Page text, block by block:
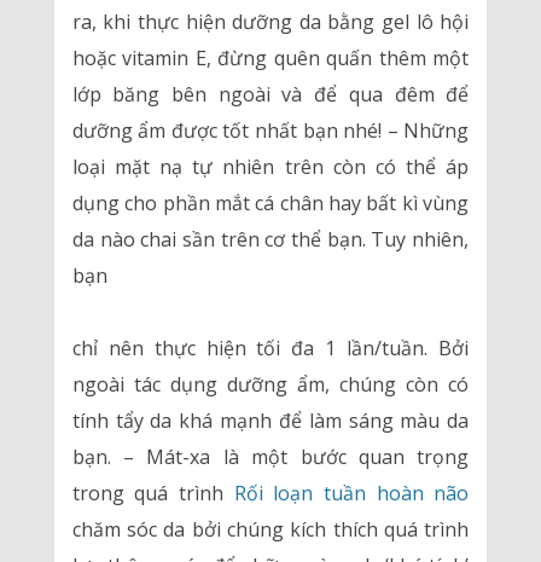
ra, khi thực hiện dưỡng da bằng gel lô hội
hoặc vitamin E, đừng quên quấn thêm một
lớp băng bên ngoài và để qua đêm để
dưỡng ẩm được tốt nhất bạn nhé! – Những
loại mặt nạ tự nhiên trên còn có thể áp
dụng cho phần mắt cá chân hay bất kì vùng
da nào chai sần trên cơ thể bạn. Tuy nhiên,
bạn
chỉ nên thực hiện tối đa 1 lần/tuần. Bởi
ngoài tác dụng dưỡng ẩm, chúng còn có
tính tẩy da khá mạnh để làm sáng màu da
bạn. – Mát-xa là một bước quan trọng
trong quá trình Rối loạn tuần hoàn não
chăm sóc da bởi chúng kích thích quá trình